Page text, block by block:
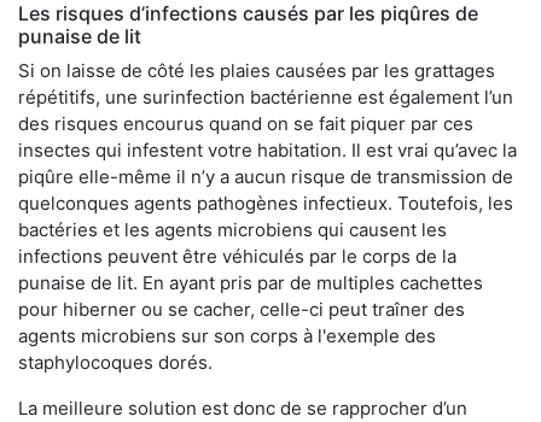
Les risques d’infections causés par les piqûres de
punaise de lit
Si on laisse de côté les plaies causées par les grattages
répétitifs, une surinfection bactérienne est également l’un
des risques encourus quand on se fait piquer par ces
insectes qui infestent votre habitation. Il est vrai qu’avec la
piqûre elle-même il n’y a aucun risque de transmission de
quelconques agents pathogènes infectieux. Toutefois, les
bactéries et les agents microbiens qui causent les
infections peuvent être véhiculés par le corps de la
punaise de lit. En ayant pris par de multiples cachettes
pour hiberner ou se cacher, celle-ci peut traîner des
agents microbiens sur son corps à l'exemple des
staphylocoques dorés.
La meilleure solution est donc de se rapprocher d’un